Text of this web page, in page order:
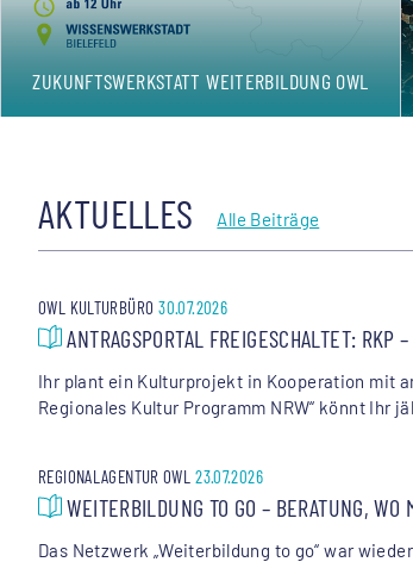
ZUKUNFTSWERKSTATT WEITERBILDUNG OWL
AKTUELLES Alle Beiträge
OWL KULTURBÜRO 30.07.2026
ANTRAGSPORTAL FREIGESCHALTET: RKP
Ihr plant ein Kulturprojekt in Kooperation mit
Regionales Kultur Programm NRW“ könnt Ihr
REGIONALAGENTUR OWL 23.07.2026
WEITERBILDUNG TO GO – BERATUNG, WO
Das Netzwerk „Weiterbildung to go“ war